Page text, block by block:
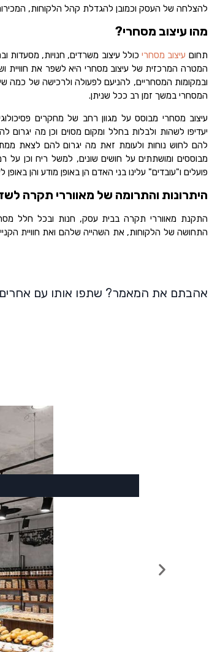
להצלחה של העסק וכמובן להגדלת קהל הלקוחות, המכירות
מהו עיצוב מסחרי?
תחום עיצוב מסחרי כולל עיצוב משרדים, חנויות, מסעדות
המטרה המרכזית של עיצוב מסחרי היא לשפר את חוויית
ובמקומות המסחריים, להניעם לפעולה ולרכישה של כמה
המסחרי במשך זמן רב ככל שניתן.
עיצוב מסחרי מבוסס על מגוון רחב של מחקרים
יעדיפו לשהות ולבלות בחלל ומקום מסוים וכן מה
להם לחוש נוחות ולעומת זאת מה יגרום להם לצאת
מבוססים ומושתתים על חושים שונים, למשל ריח וכן על
פועלים ו"עובדים" עלינו בני האדם הן באופן מודע והן
היתרונות והתרומה של מאווררי תקרה
התקנת מאווררי תקרה בבית עסק, חנות ובכל חלל
התחושה של הלקוחות, את השהייה שלהם ואת חוויית
אהבתם את המאמר? שתפו אותו עם אחרים